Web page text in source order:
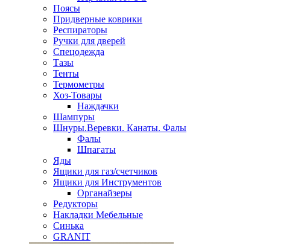
Поясы
Придверные коврики
Респираторы
Ручки для дверей
Спецодежда
Тазы
Тенты
Термометры
Хоз-Товары
Наждачки
Шампуры
Шнуры.Веревки. Канаты. Фалы
Фалы
Шпагаты
Яды
Ящики для газ/счетчиков
Ящики для Инструментов
Органайзеры
Редукторы
Накладки Мебельные
Синька
GRANIT